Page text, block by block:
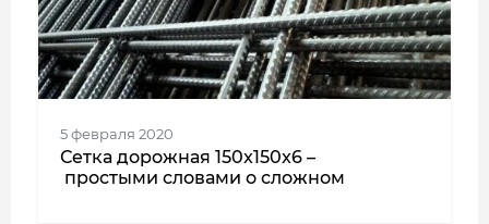
5 февраля 2020
Сетка дорожная 150x150x6 –
простыми словами о сложном